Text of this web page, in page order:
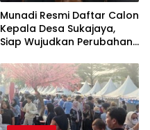
Munadi Resmi Daftar Calon
Kepala Desa Sukajaya,
Siap Wujudkan Perubahan